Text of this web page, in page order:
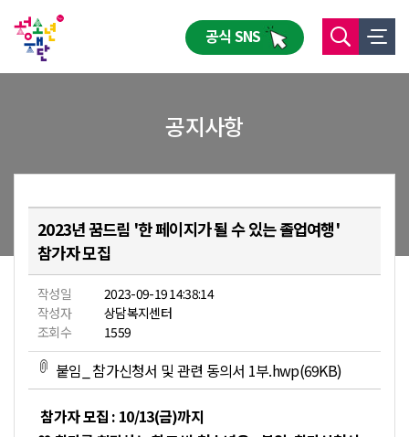
공식 SNS
공지사항
2023년 꿈드림 '한 페이지가 될 수 있는 졸업여행'
참가자 모집
작성일
2023-09-19 14:38:14
작성자
상담복지센터
조회수
1559
붙임_ 참가신청서 및 관련 동의서 1부.hwp(69KB)
참가자 모집 : 10/13(금)까지